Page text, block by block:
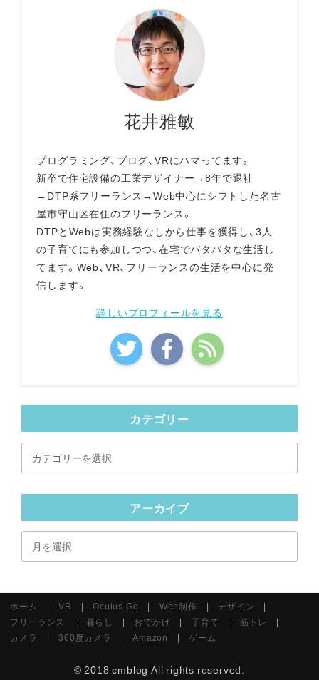
花井雅敏
プログラミング、ブログ、VRにハマってます。
新卒で住宅設備の工業デザイナー→8年で退社
→DTP系フリーランス→Web中心にシフトした名古
屋市守山区在住のフリーランス。
DTPとWebは実務経験なしから仕事を獲得し、3人
の子育てにも参加しつつ、在宅でバタバタな生活し
てます。Web、VR、フリーランスの生活を中心に発
信します。
詳しいプロフィールを見る
カテゴリー
テ
ー
アーカイブ
イ
ブ
ホーム VR Oculus Go Web制作
デザイン
フリーランス
暮らし おでかけ 子育て
筋トレ
カメラ
360度カメラ Amazon ゲーム
© 2018cmblog All rights reserved.